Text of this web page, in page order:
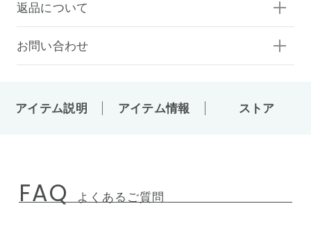
返品について
お問い合わせ
アイテム説明 アイテム情報 ストア
FAQ よくあるご質問